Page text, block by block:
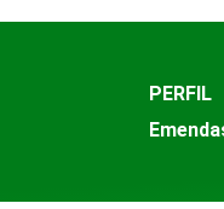
PERFIL